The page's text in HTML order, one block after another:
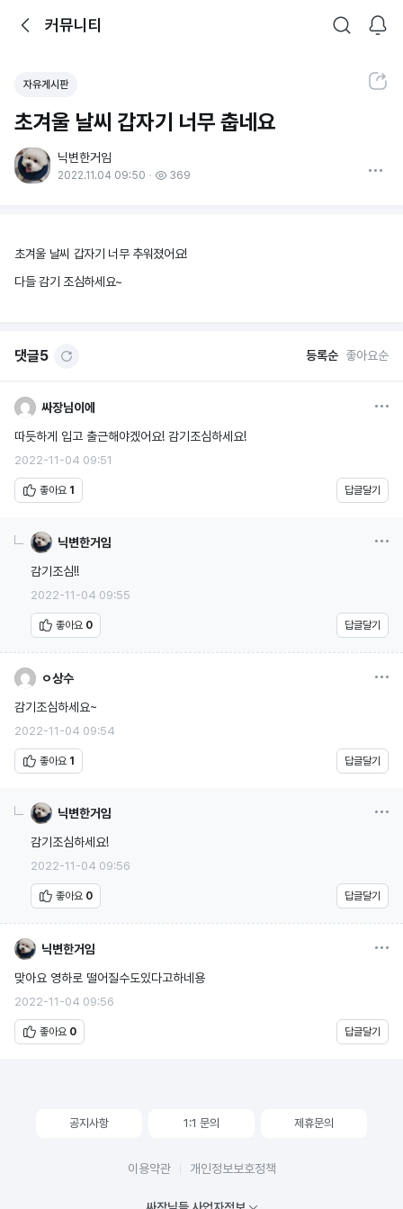
뒤로가기커뮤니티
커뮤니티
검색
알림
공유하기
자유게시판
초겨울 날씨 갑자기 너무 춥네요
닉변한거임
2022.11.04 09:50 369
초겨울 날씨 갑자기 너무 추워졌어요!
다들 감기 조심하세요~
댓글5 등록순 좋아요순
싸장님이에
따듯하게 입고 출근해야겠어요! 감기조심하세요!
2022-11-04 09:51
좋아요 1 답글달기
닉변한거임
감기조심!!
2022-11-04 09:55
좋아요 0 답글달기
ㅇ상수
감기조심하세요~
2022-11-04 09:54
좋아요 1 답글달기
닉변한거임
감기조심하세요!
2022-11-04 09:56
좋아요 0 답글달기
닉변한거임
맞아요 영하로 떨어질수도있다고하네용
2022-11-04 09:56
좋아요 0 답글달기
공지사항 1:1 문의 제휴문의
이용약관 개인정보보호정책